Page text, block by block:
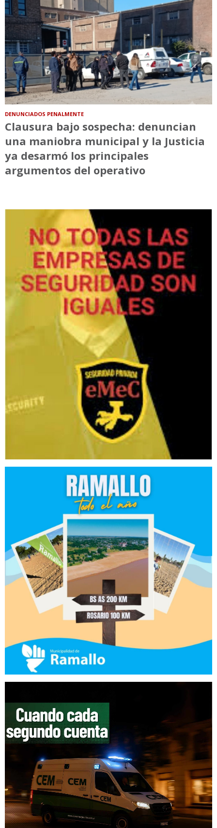
DENUNCIADOS PENALMENTE
Clausura bajo sospecha: denuncian
una maniobra municipal y la Justicia
ya desarmó los principales
argumentos del operativo